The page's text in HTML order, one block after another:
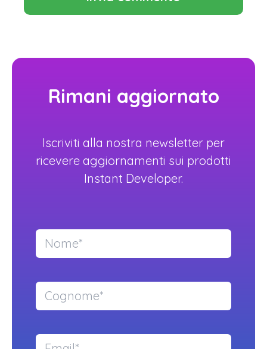
Rimani aggiornato
Iscriviti alla nostra newsletter per
ricevere aggiornamenti sui prodotti
Instant Developer.